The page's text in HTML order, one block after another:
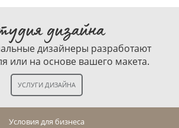
дизайна
дизайнеры разработают
или на основе вашего макета.
Условия для бизнеса